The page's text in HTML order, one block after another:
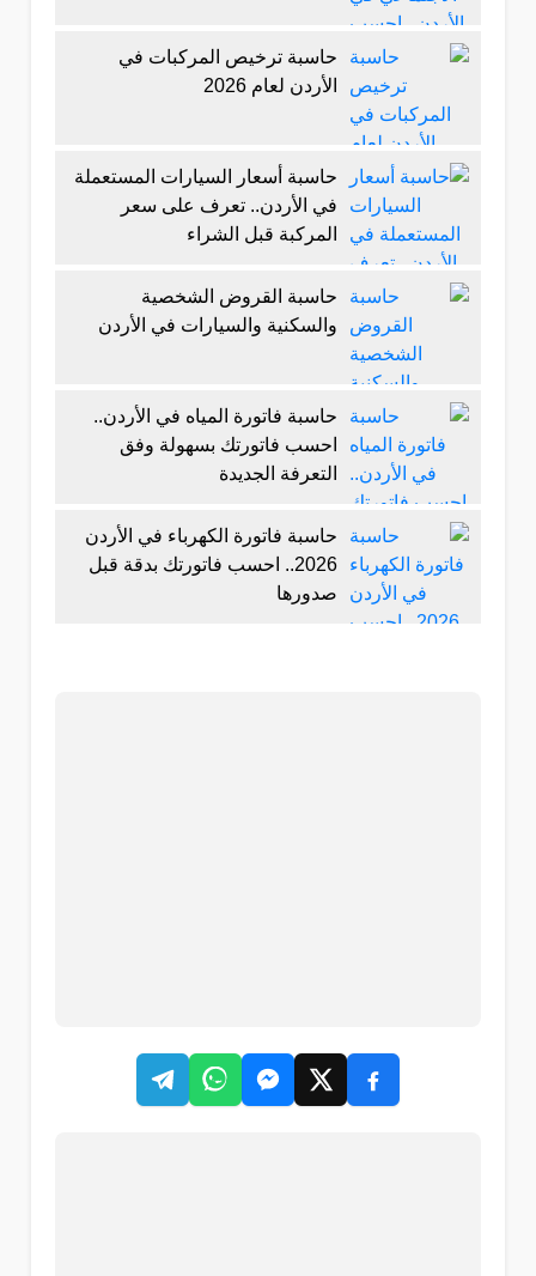
حاسبة ترخيص المركبات في
الأردن لعام 2026
حاسبة أسعار السيارات المستعملة
في الأردن.. تعرف على سعر
المركبة قبل الشراء
حاسبة القروض الشخصية
والسكنية والسيارات في الأردن
حاسبة فاتورة المياه في الأردن..
احسب فاتورتك بسهولة وفق
التعرفة الجديدة
حاسبة فاتورة الكهرباء في الأردن
2026.. احسب فاتورتك بدقة قبل
صدورها